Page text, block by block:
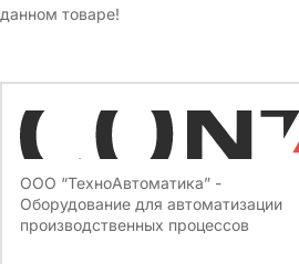
данном товаре!
ООО “ТехноАвтоматика” -
Оборудование для автоматизации
производственных процессов